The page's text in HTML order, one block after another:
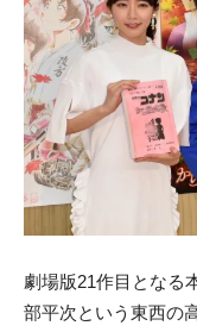
劇場版21作目となる
部平次という東西の